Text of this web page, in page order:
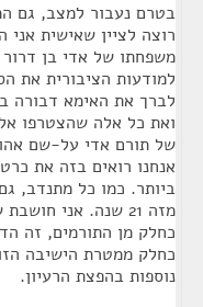
בטרם נעבור למצב, גם
משפחתו של אדי בן
למודעות הציבורית את
לברך את האימא דבורה
ואת כל אלה שהצטרפו
של תורם אדי על-שם
אנחנו רואים בזה את
ביותר. כמו כל מתנדב,
מזה 21 שנה. אני
כחלק מן התורמים, זה
כחלק ממטרת הישיבה
נוספות בהפצת הרעיון.